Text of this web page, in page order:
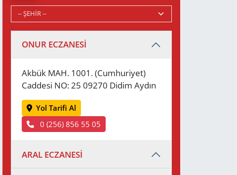
ONUR ECZANESİ
Akbük MAH. 1001. (Cumhuriyet)
Caddesi NO: 25 09270 Didim Aydın
Yol Tarifi Al
0 (256) 856 55 05
ARAL ECZANESİ